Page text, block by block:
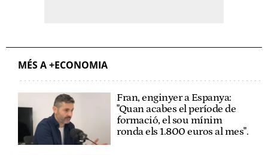
MÉS A +ECONOMIA
Fran, enginyer a Espanya:
"Quan acabes el període de
formació, el sou mínim
ronda els 1.800 euros al mes".